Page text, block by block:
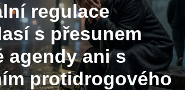
regulace
s přesunem
agendy ani s
protidrogového